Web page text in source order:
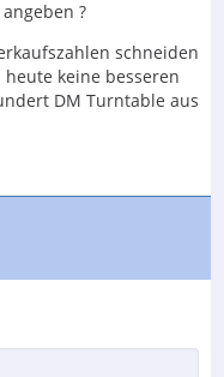
?
schneiden
keine besseren
DM Turntable aus